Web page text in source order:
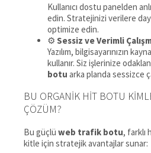
Kullanıcı dostu panelden
edin. Stratejinizi verilere
optimize edin.
⚙️ Sessiz ve Verimli
Yazılım, bilgisayarınızın
kullanır. Siz işlerinize
botu arka planda sessizce
BU ORGANIK HIT BOTU
ÇÖZÜM?
Bu güçlü web trafik botu, farklı
kitle için stratejik avantajlar sunar: